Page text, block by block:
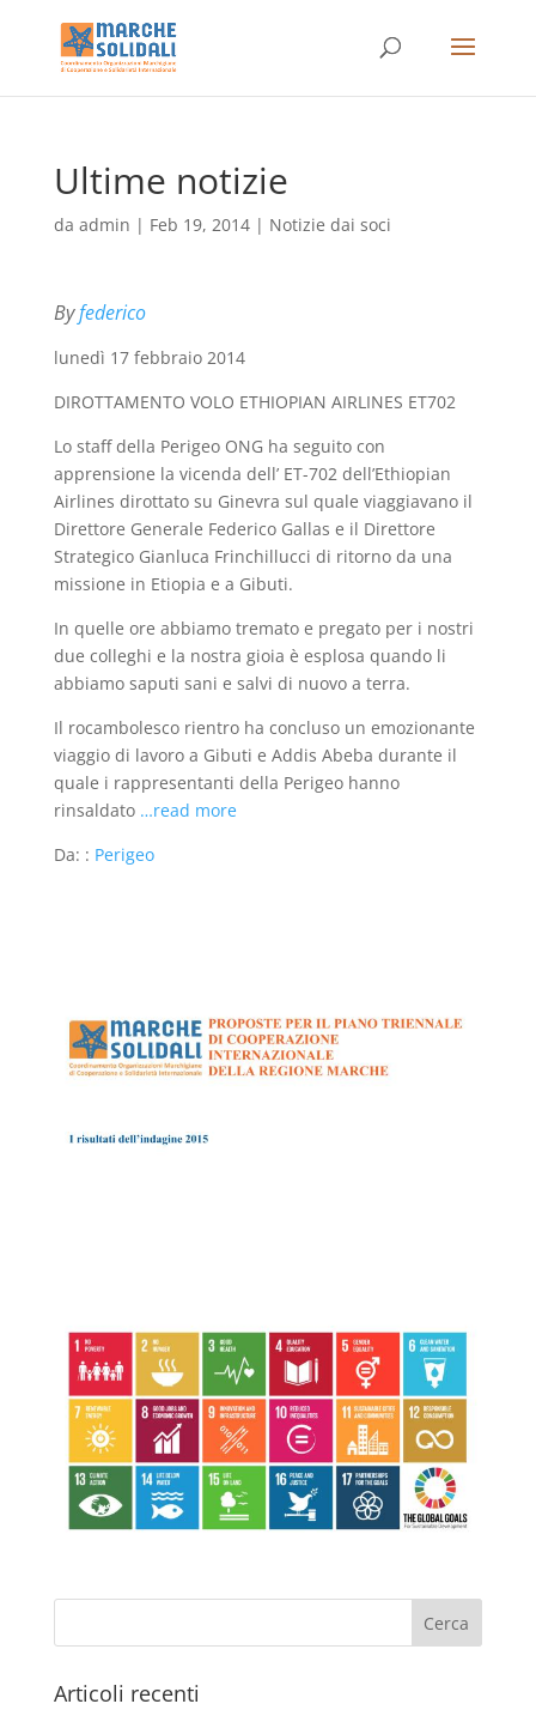
Ultime notizie
da admin | Feb 19, 2014| Notizie dai soci
Byfederico
lunedì 17 febbraio 2014
DIROTTAMENTO VOLO ETHIOPIAN AIRLINES ET702
Lo staff della Perigeo ONG ha seguito con
apprensione la vicenda dell’ ET-702 dell’Ethiopian
Airlines dirottato su Ginevra sul quale viaggiavano il
Direttore Generale Federico Gallas e il Direttore
Strategico Gianluca Frinchillucci di ritorno da una
missione in Etiopia e a Gibuti.
In quelle ore abbiamo tremato e pregato per i nostri
due colleghi e la nostra gioia è esplosa quando li
abbiamo saputi sani e salvi di nuovo a terra.
Il rocambolesco rientro ha concluso un emozionante
viaggio di lavoro a Gibuti e Addis Abeba durante il
quale i rappresentanti della Perigeo hanno
rinsaldato …read more
Da: : Perigeo
Articoli recenti